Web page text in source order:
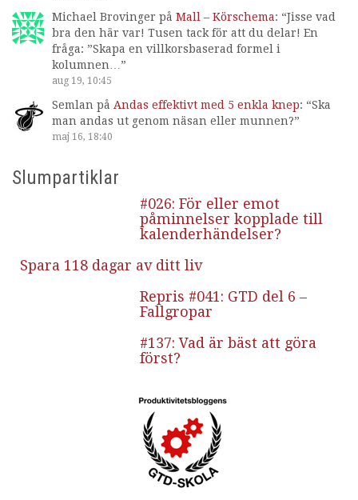
Michael Brovinger på Mall – Körschema: “Jisse vad
bra den här var! Tusen tack för att du delar! En
fråga: ”Skapa en villkorsbaserad formel i
kolumnen…”
aug 19, 10:45
Semlan på Andas effektivt med 5 enkla knep: “Ska
man andas ut genom näsan eller munnen?”
maj 16, 18:40
Slumpartiklar
#026: För eller emot
påminnelser kopplade till
kalenderhändelser?
Spara 118 dagar av ditt liv
Repris #041: GTD del 6 –
Fallgropar
#137: Vad är bäst att göra
först?